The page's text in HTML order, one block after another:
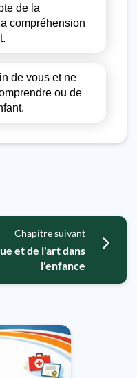
de la
compréhension
de vous et ne
ou de
Chapitre suivant
et de l'art dans
l'enfance